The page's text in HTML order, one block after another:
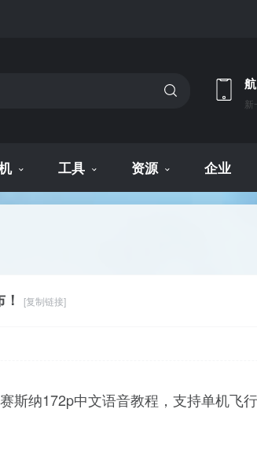
工具 资源 企业
[复制链接]
斯纳172p中文语音教程，支持单机飞